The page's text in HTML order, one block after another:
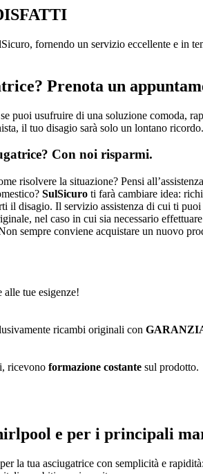
fornendo un servizio eccellente e in
Prenota un
puoi usufruire di una soluzione comoda,
il tuo disagio sarà solo un lontano ricordo.
Con noi risparmi.
risolvere la situazione? Pensi
SulSicuro ti farà cambiare idea:
il disagio. Il servizio assistenza di cui ti
nel caso in cui sia necessario
sempre conviene acquistare un nuovo
tue esigenze!
ricambi originali con
ricevono formazione costante sul prodotto.
e per i principali
la tua asciugatrice con semplicità e